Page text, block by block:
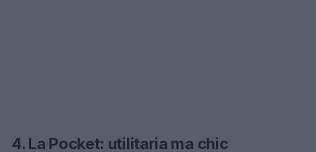
4. La Pocket: utilitaria ma chic